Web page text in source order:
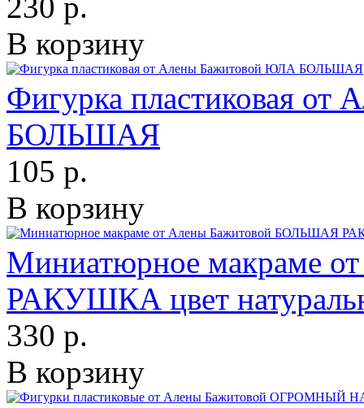
230 р.
В корзину
Фигурка пластиковая
БОЛЬШАЯ
105 р.
В корзину
Миниатюрное макраме
РАКУШКА цвет
330 р.
В корзину